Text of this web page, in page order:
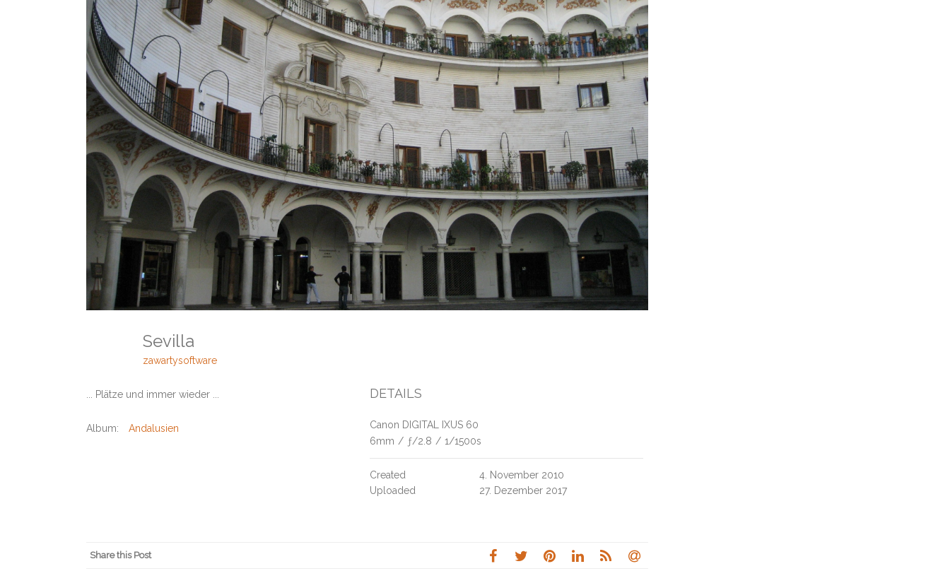
Sevilla
zawartysoftware
... Plätze und immer wieder ...
Album: Andalusien
DETAILS
Canon DIGITAL IXUS 60
6mm / ƒ/2.8 / 1/1500s
Created
4. November 2010
Uploaded
27. Dezember 2017
Share this Post